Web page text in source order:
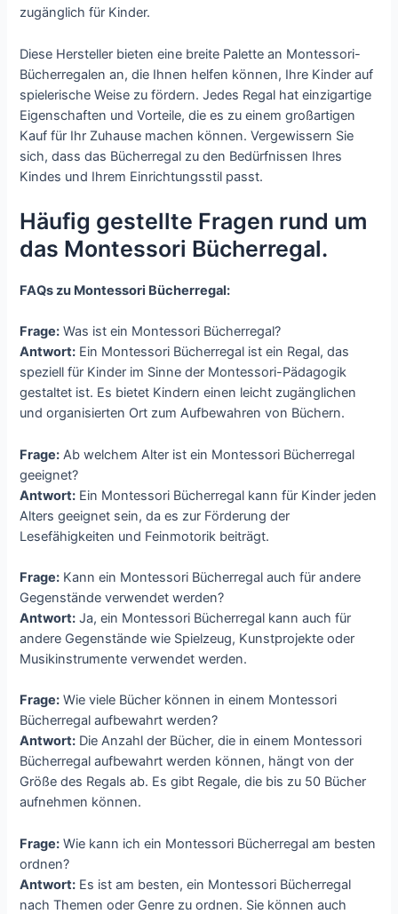
zugänglich für Kinder.
Diese Hersteller bieten eine breite Palette an Montessori-
Bücherregalen an, die Ihnen helfen können, Ihre Kinder auf
spielerische Weise zu fördern. Jedes Regal hat einzigartige
Eigenschaften und Vorteile, die es zu einem großartigen
Kauf für Ihr Zuhause machen können. Vergewissern Sie
sich, dass das Bücherregal zu den Bedürfnissen Ihres
Kindes und Ihrem Einrichtungsstil passt.
Häufig gestellte Fragen rund um
das Montessori Bücherregal.
FAQs zu Montessori Bücherregal:
Frage: Was ist ein Montessori Bücherregal?
Antwort: Ein Montessori Bücherregal ist ein Regal, das
speziell für Kinder im Sinne der Montessori-Pädagogik
gestaltet ist. Es bietet Kindern einen leicht zugänglichen
und organisierten Ort zum Aufbewahren von Büchern.
Frage: Ab welchem Alter ist ein Montessori Bücherregal
geeignet?
Antwort: Ein Montessori Bücherregal kann für Kinder jeden
Alters geeignet sein, da es zur Förderung der
Lesefähigkeiten und Feinmotorik beiträgt.
Frage: Kann ein Montessori Bücherregal auch für andere
Gegenstände verwendet werden?
Antwort: Ja, ein Montessori Bücherregal kann auch für
andere Gegenstände wie Spielzeug, Kunstprojekte oder
Musikinstrumente verwendet werden.
Frage: Wie viele Bücher können in einem Montessori
Bücherregal aufbewahrt werden?
Antwort: Die Anzahl der Bücher, die in einem Montessori
Bücherregal aufbewahrt werden können, hängt von der
Größe des Regals ab. Es gibt Regale, die bis zu 50 Bücher
aufnehmen können.
Frage: Wie kann ich ein Montessori Bücherregal am besten
ordnen?
Antwort: Es ist am besten, ein Montessori Bücherregal
nach Themen oder Genre zu ordnen. Sie können auch